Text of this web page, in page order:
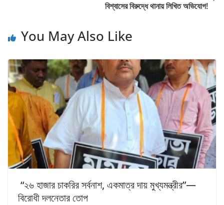
বিশ্বাসের বিরুদ্ধে থানায় লিখিত অভিযোগ!
You May Also Like
“২৬ হাজার চাকরির সর্বনাশ, একমাত্র দায় মুখ্যমন্ত্রীর”—
বিরোধী দলনেতার তোপ